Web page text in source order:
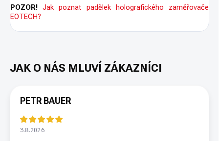
POZOR! Jak poznat padělek holografického zaměřovače
EOTECH?
PETR BAUER
3.8.2026